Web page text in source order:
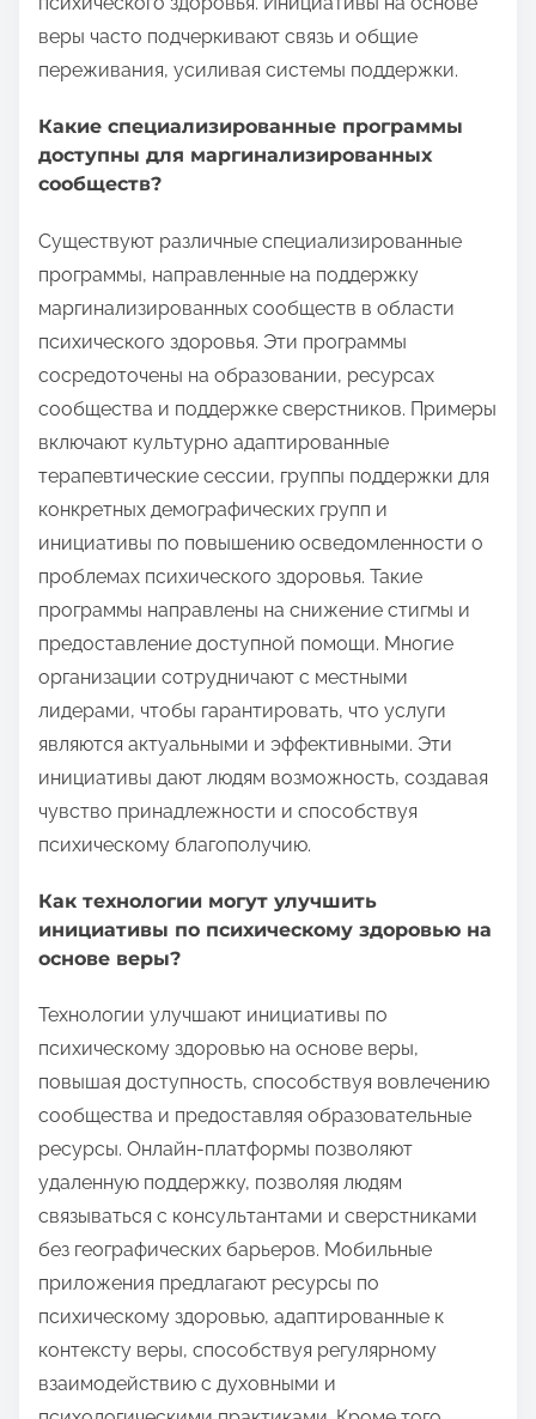
веры часто подчеркивают связь и общие
переживания, усиливая системы поддержки.
Какие специализированные программы
доступны для маргинализированных
сообществ?
Существуют различные специализированные
программы, направленные на поддержку
маргинализированных сообществ в области
психического здоровья. Эти программы
сосредоточены на образовании, ресурсах
сообщества и поддержке сверстников. Примеры
включают культурно адаптированные
терапевтические сессии, группы поддержки для
конкретных демографических групп и
инициативы по повышению осведомленности о
проблемах психического здоровья. Такие
программы направлены на снижение стигмы и
предоставление доступной помощи. Многие
организации сотрудничают с местными
лидерами, чтобы гарантировать, что услуги
являются актуальными и эффективными. Эти
инициативы дают людям возможность, создавая
чувство принадлежности и способствуя
психическому благополучию.
Как технологии могут улучшить
инициативы по психическому здоровью на
основе веры?
Технологии улучшают инициативы по
психическому здоровью на основе веры,
повышая доступность, способствуя вовлечению
сообщества и предоставляя образовательные
ресурсы. Онлайн-платформы позволяют
удаленную поддержку, позволяя людям
связываться с консультантами и сверстниками
без географических барьеров. Мобильные
приложения предлагают ресурсы по
психическому здоровью, адаптированные к
контексту веры, способствуя регулярному
взаимодействию с духовными и